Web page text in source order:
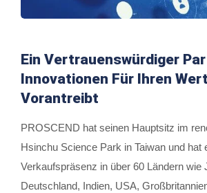
Ein Vertrauenswürdiger
Innovationen Für Ihren Wert
Vorantreibt
PROSCEND hat seinen Hauptsitz im
Hsinchu Science Park in Taiwan und hat
Verkaufspräsenz in über 60 Ländern wie
Deutschland, Indien, USA,